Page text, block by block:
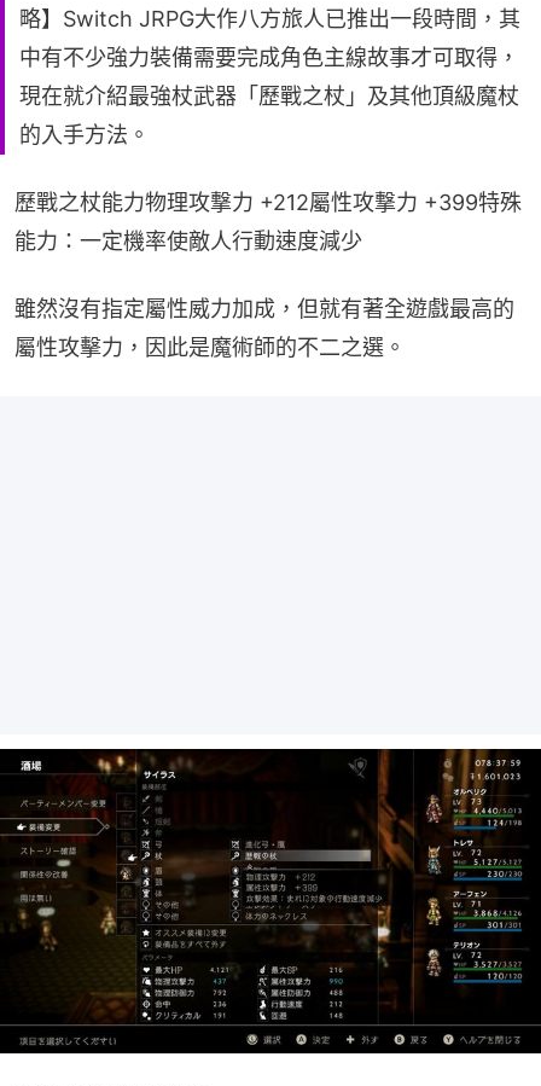
略】Switch JRPG大作八方旅人已推出一段時間，其
中有不少強力裝備需要完成角色主線故事才可取得，
現在就介紹最強杖武器「歷戰之杖」及其他頂級魔杖
的入手方法。
歷戰之杖能力物理攻撃力 +212屬性攻撃力 +399特殊
能力：一定機率使敵人行動速度減少
雖然沒有指定屬性威力加成，但就有著全遊戲最高的
屬性攻擊力，因此是魔術師的不二之選。